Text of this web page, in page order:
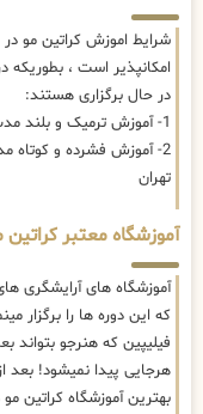
شرایط اموزش کراتین مو
امکانپذیر است ،
در حال برگزاری هستند:
1- آموزش ترمیک و بلند مدت کراتین مو در فیلیپین
2- آموزش فشرده و کوتاه
تهران
آموزشگاه معتبر
آموزشگاه های آرایشگری
که این دوره ها را برگزار
فیلیپین که هنرجو بتواند
هرجایی پیدا نمیشود! بعد
بهترین آموزشگاه کراتین